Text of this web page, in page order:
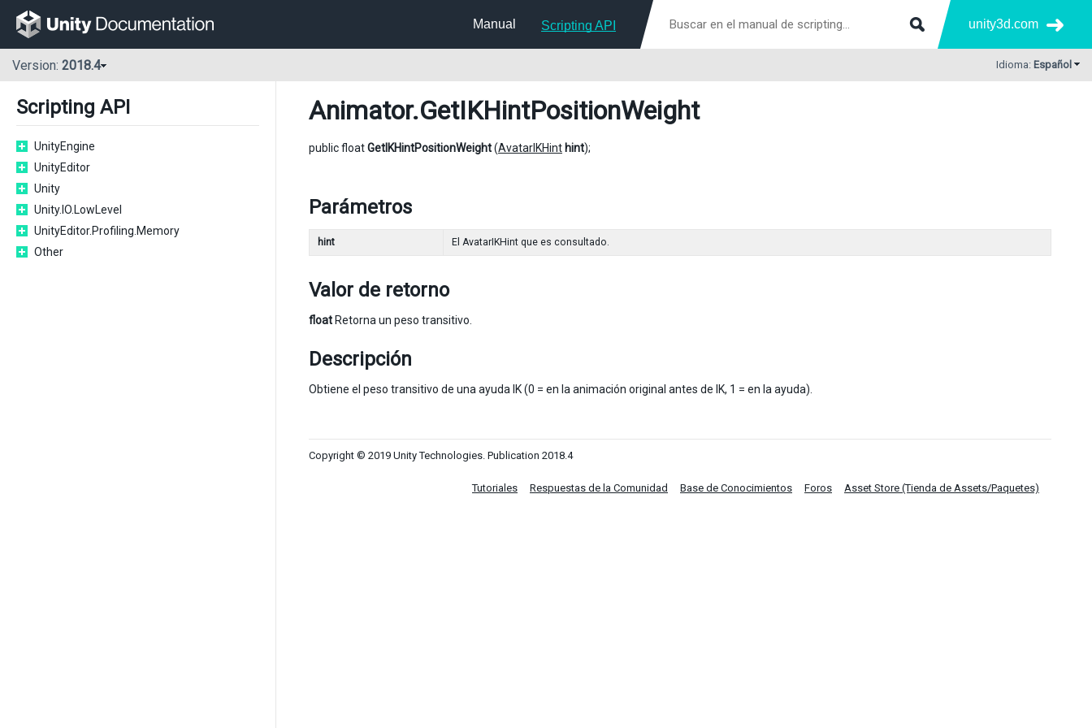
Manual Scripting API unity3d.com
Version: 2018.4 Idioma: Español
Scripting API
UnityEngine
UnityEditor
Unity
Unity.IO.LowLevel
UnityEditor.Profiling.Memory
Other
Animator.GetIKHintPositionWeight
public floatGetIKHintPositionWeight(AvatarIKHint hint);
Parámetros
hint El AvatarIKHint que es consultado.
Valor de retorno
float Retorna un peso transitivo.
Descripción
Obtiene el peso transitivo de una ayuda IK (0 = en la animación original antes de IK, 1 = en la ayuda).
Copyright © 2019 Unity Technologies. Publication 2018.4
Tutoriales Respuestas de la Comunidad Base de Conocimientos Foros Asset Store (Tienda de Assets/Paquetes)